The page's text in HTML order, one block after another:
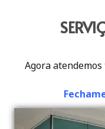
Agora